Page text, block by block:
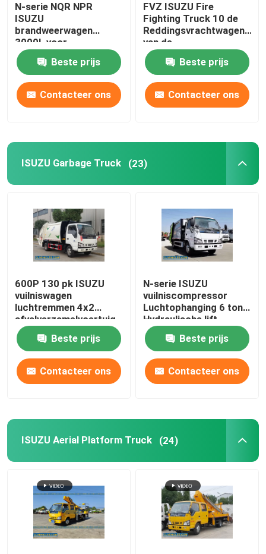
ISUZU Fuel Tanker Truck
ISUZU Water Truck
N-serie NQR NPR
ISUZU
brandweerwagen
3000L voor
brandblussen
Beste prijs
Contacteer ons
FVZ ISUZU Fire
Fighting Truck 10 de
Reddingsvrachtwagen
van de
Speculanten18000kg
Lichte PlichtBeste prijs
Contacteer ons
ISUZU Garbage Truck (23)
600P 130 pk ISUZU
vuilniswagen
luchtremmen 4x2
afvalverzamelvoertuig
Beste prijs
Contacteer ons
N-serie ISUZU
vuilniscompressor
Luchtophanging 6 ton
Hydraulische lift
Beste prijs
Contacteer ons
ISUZU Aerial Platform Truck (24)